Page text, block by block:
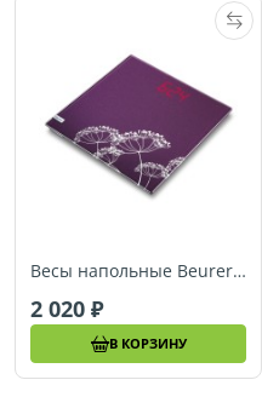
Весы напольные Beurer GS40 Magic Flora
2 020
В КОРЗИНУ